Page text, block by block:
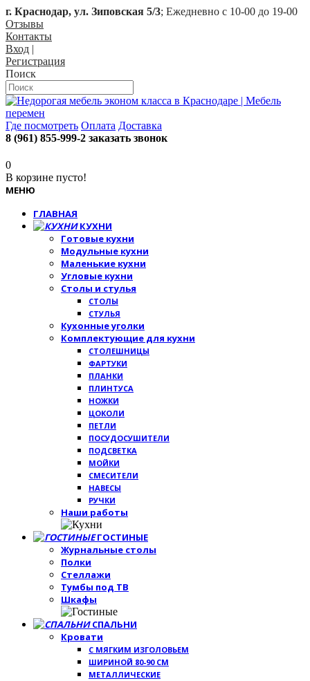
г. Краснодар, ул. Зиповская 5/3; Ежедневно с 10-00 до 19-00
Отзывы
Контакты
Вход |
Регистрация
Поиск
Где посмотреть Оплата Доставка
8 (961) 855-999-2 заказать звонок
0
В корзине пусто!
МЕНЮ
ГЛАВНАЯ
КУХНИ
Готовые кухни
Модульные кухни
Маленькие кухни
Угловые кухни
Столы и стулья
СТОЛЫ
СТУЛЬЯ
Кухонные уголки
Комплектующие для кухни
СТОЛЕШНИЦЫ
ФАРТУКИ
ПЛАНКИ
ПЛИНТУСА
НОЖКИ
ЦОКОЛИ
ПЕТЛИ
ПОСУДОСУШИТЕЛИ
ПОДСВЕТКА
МОЙКИ
СМЕСИТЕЛИ
НАВЕСЫ
РУЧКИ
Наши работы
ГОСТИНЫЕ
Журнальные столы
Полки
Стеллажи
Тумбы под ТВ
Шкафы
СПАЛЬНИ
Кровати
С МЯГКИМ ИЗГОЛОВЬЕМ
ШИРИНОЙ 80-90 СМ
МЕТАЛЛИЧЕСКИЕ